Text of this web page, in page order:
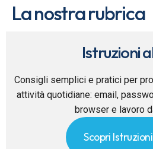
La nostra rubrica
Istruzioni
Consigli semplici e pratici per
attività quotidiane: email,
browser e lavoro
Scopri